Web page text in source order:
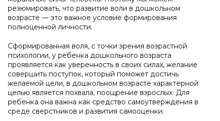
резюмировать, что развитие воли в дошкольном
возрасте — это важное условие формирования
полноценной личности.
Сформированная воля, с точки зрения возрастной
психологии, у ребенка дошкольного возраста
проявляется как уверенность в своих силах, желание
совершить поступок, который поможет достичь
желаемой цели, в дошкольном возрасте характерной
целью является похвала, поощрение взрослых. Для
ребенка она важна как средство самоутверждения в
среде сверстников и развития самооценки.